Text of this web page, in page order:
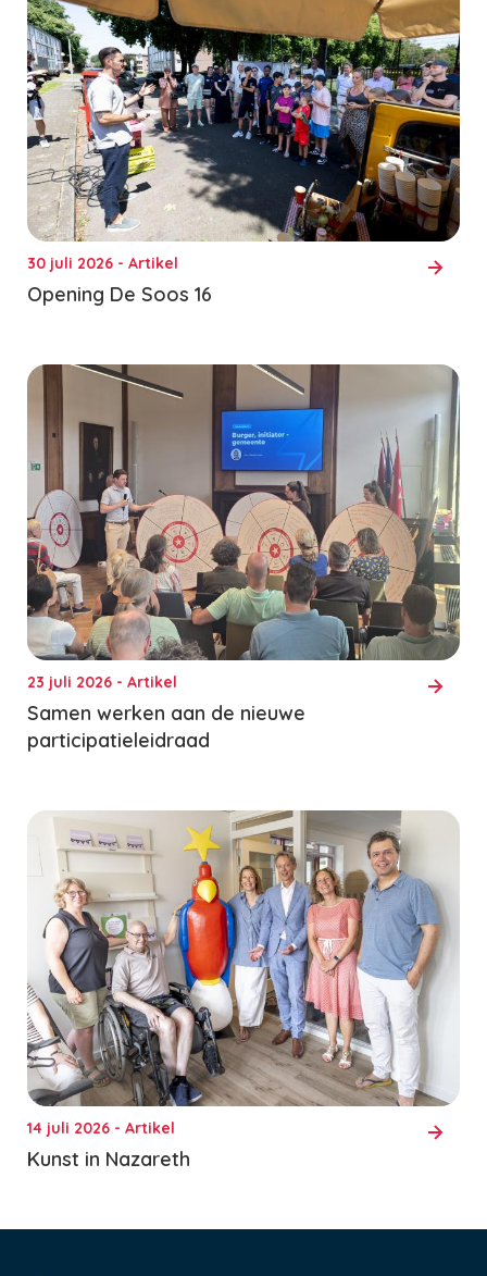
30 juli 2026 - Artikel
Opening De Soos 16
23 juli 2026 - Artikel
Samen werken aan de nieuwe
participatieleidraad
14 juli 2026 - Artikel
Kunst in Nazareth